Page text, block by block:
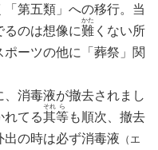
「第五類」への移行。 当
るのは想像に難
かた
くない所
ポーツの他に「葬祭」関
、消毒液が撤去されまし
れてる其
それ
等
ら
も順次、撤去
の時は必ず消毒液 （エ